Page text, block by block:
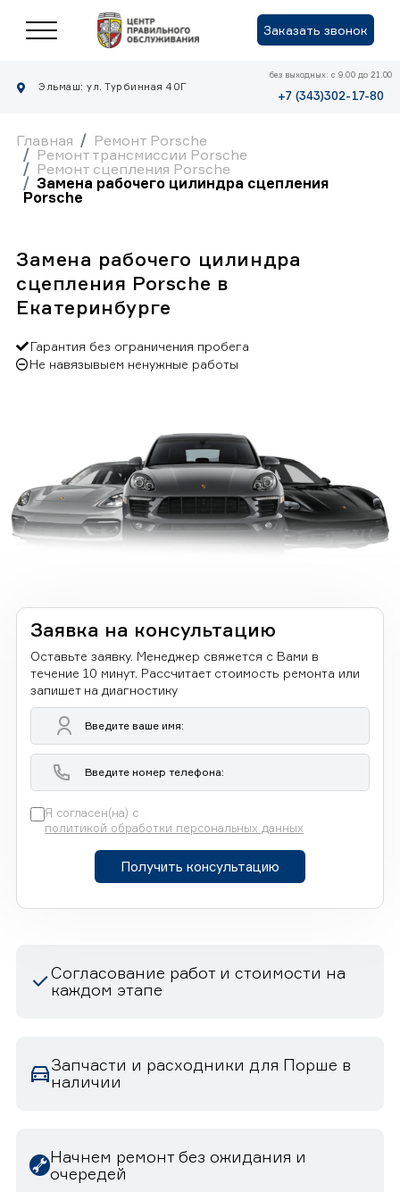
Заказать звонок
Эльмаш: ул. Турбинная 40Г
без выходных: с 9.00 до 21.00
+7 (343)302-17-80
Главная
Ремонт Porsche
Ремонт трансмиссии Porsche
Ремонт сцепления Porsche
Замена рабочего цилиндра сцепления
Porsche
Замена рабочего цилиндра
сцепления Porsche в
Екатеринбурге
Гарантия без ограничения пробега
Не навязывыем ненужные работы
Заявка на консультацию
Оставьте заявку. Менеджер свяжется с Вами в
течение 10 минут. Рассчитает стоимость ремонта или
запишет на диагностику
Я согласен(на) с
политикой обработки персональных данных
Получить консультацию
Согласование работ и стоимости на
каждом этапе
Запчасти и расходники для Порше в
наличии
Начнем ремонт без ожидания и
очередей